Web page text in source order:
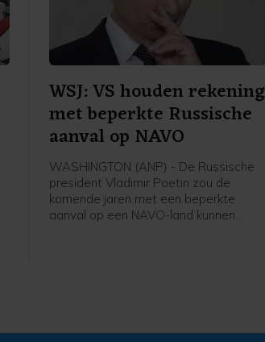
WSJ: VS houden rekening
met beperkte Russische
aanval op NAVO
WASHINGTON (ANP) - De Russische
president Vladimir Poetin zou de
komende jaren met een beperkte
aanval op een NAVO-land kunnen